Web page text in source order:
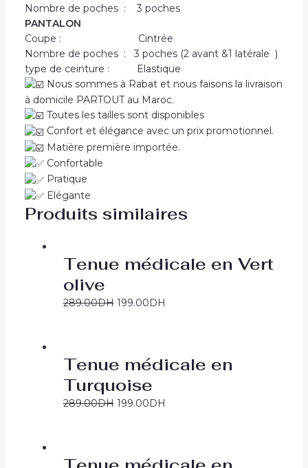
Nombre de poches : 3 poches
PANTALON
Coupe : Cintrée
Nombre de poches : 3 poches (2 avant &1 latérale )
type de ceinture : Elastique
Nous sommes à Rabat et nous faisons la livraison
à domicile PARTOUT au Maroc.
Toutes les tailles sont disponibles
Confort et élégance avec un prix promotionnel.
Matière première importée.
Confortable
Pratique
Elégante
Produits similaires
Tenue médicale en Vert
olive
289.00DH 199.00DH
Tenue médicale en
Turquoise
289.00DH 199.00DH